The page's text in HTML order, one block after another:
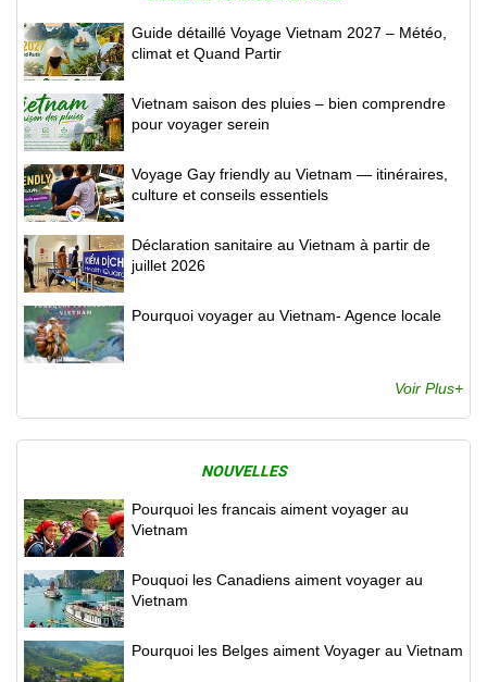
Guide détaillé Voyage Vietnam 2027 – Météo,
climat et Quand Partir
Vietnam saison des pluies – bien comprendre
pour voyager serein
Voyage Gay friendly au Vietnam — itinéraires,
culture et conseils essentiels
Déclaration sanitaire au Vietnam à partir de
juillet 2026
Pourquoi voyager au Vietnam- Agence locale
Voir Plus+
NOUVELLES
Pourquoi les francais aiment voyager au
Vietnam
Pouquoi les Canadiens aiment voyager au
Vietnam
Pourquoi les Belges aiment Voyager au Vietnam